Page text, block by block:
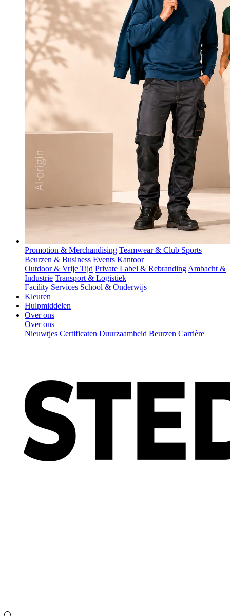
Promotion & Merchandising Teamwear & Club Sports
Beurzen & Business Events Kantoor
Outdoor & Vrije Tijd Private Label & Rebranding Ambacht &
Industrie Transport & Logistiek
Facility Services School & Onderwijs
Kleuren
Hulpmiddelen
Over ons
Over ons
Nieuwtjes Certificaten Duurzaamheid Beurzen Carrière